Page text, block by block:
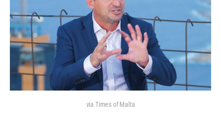
via Times of Malta